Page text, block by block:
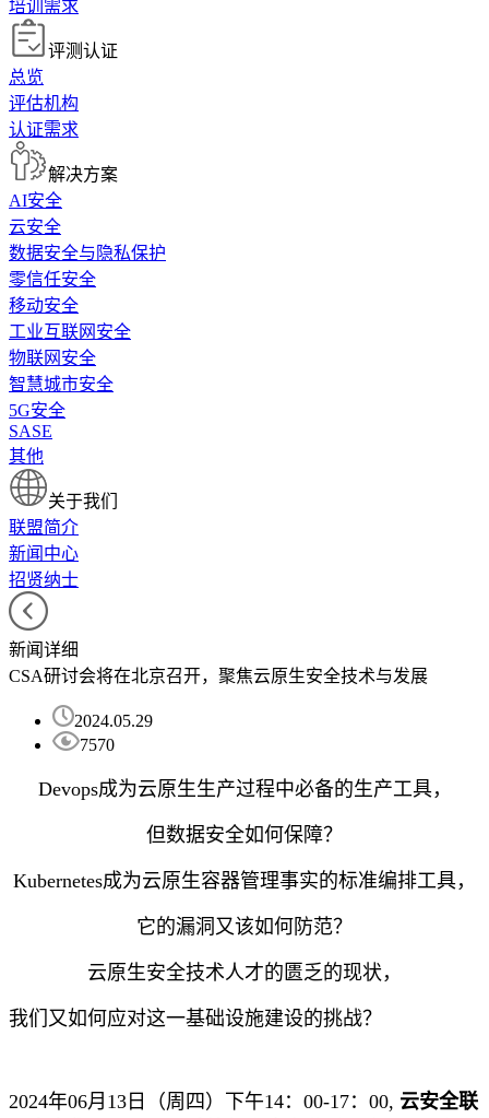
培训需求
评测认证
总览
评估机构
认证需求
解决方案
AI安全
云安全
数据安全与隐私保护
零信任安全
移动安全
工业互联网安全
物联网安全
智慧城市安全
5G安全
SASE
其他
关于我们
联盟简介
新闻中心
招贤纳士
新闻详细
CSA研讨会将在北京召开，聚焦云原生安全技术与发展
2024.05.29
7570
Devops成为云原生生产过程中必备的生产工具，
但数据安全如何保障？
Kubernetes成为云原生容器管理事实的标准编排工具，
它的漏洞又该如何防范？
云原生安全技术人才的匮乏的现状，
我们又如何应对这一基础设施建设的挑战？
2024年06月13日（周四）下午14：00-17：00, 云安全联